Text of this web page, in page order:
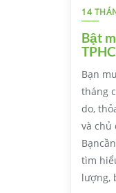
14
Bật
Bạn
tháng
do,
và chủ
tìm
lượng,